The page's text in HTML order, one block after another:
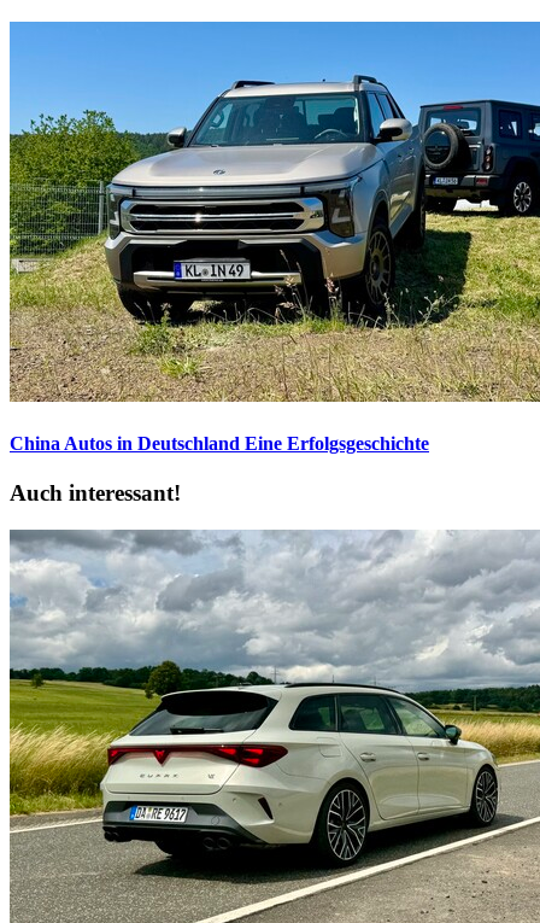
China Autos in Deutschland Eine Erfolgsgeschichte
Auch interessant!